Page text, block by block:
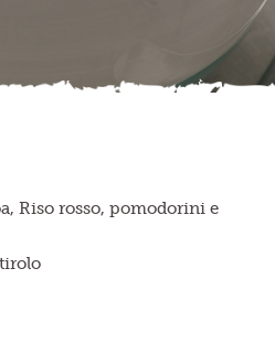
Riso rosso, pomodorini e